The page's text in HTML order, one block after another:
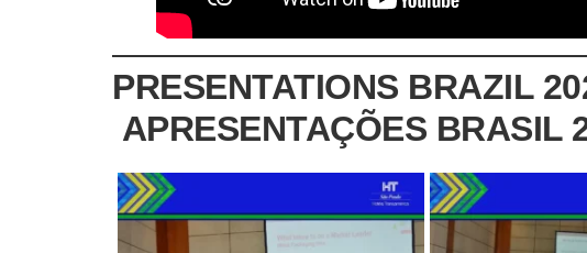
PRESENTATIONS BRAZIL
APRESENTAÇÕES BRASIL